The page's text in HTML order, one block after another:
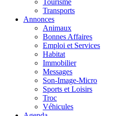
Tourisme
Transports
Annonces
Animaux
Bonnes Affaires
Emploi et Services
Habitat
Immobilier
Messages
Son-Image-Micro
Sports et Loisirs
Troc
Véhicules